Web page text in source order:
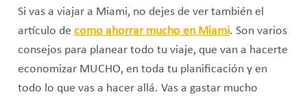
Si vas a viajar a Miami, no dejes de ver también el
artículo de como ahorrar mucho en Miami. Son varios
consejos para planear todo tu viaje, que van a hacerte
economizar MUCHO, en toda tu planificación y en
todo lo que vas a hacer allá. Vas a gastar mucho